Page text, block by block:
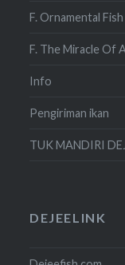
F. Ornamental Fish
F. The Miracle Of
Info
Pengiriman ikan
TUK MANDIRI
DEJEELINK